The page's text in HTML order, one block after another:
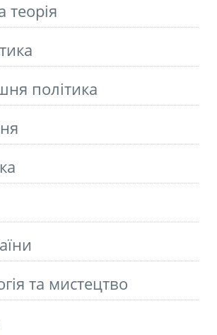
теорія
політика
та мистецтво